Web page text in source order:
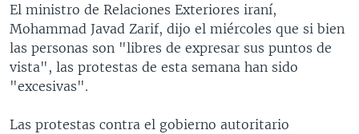
El ministro de Relaciones Exteriores iraní,
Mohammad Javad Zarif, dijo el miércoles que si bien
las personas son "libres de expresar sus puntos de
vista", las protestas de esta semana han sido
"excesivas".
Las protestas contra el gobierno autoritario